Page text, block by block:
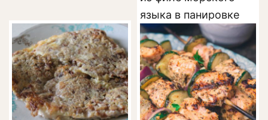
языка в панировке